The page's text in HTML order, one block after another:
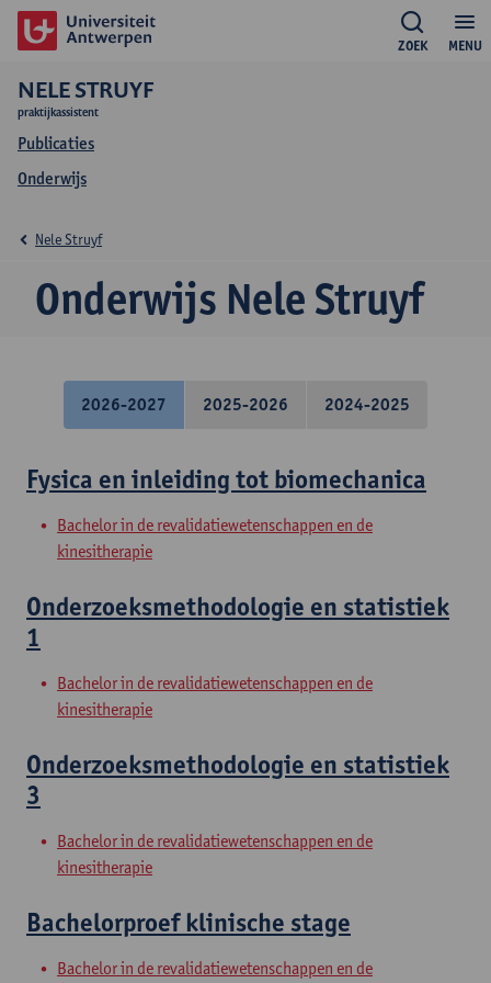
MENU
ZOEK
NELE STRUYF
praktijkassistent
Publicaties
Onderwijs
Onderwijs Nele Struyf
Nele Struyf
2026-2027 2025-2026 2024-2025
Fysica en inleiding tot biomechanica
Bachelor in de revalidatiewetenschappen en de
kinesitherapie
Onderzoeksmethodologie en statistiek
1
Bachelor in de revalidatiewetenschappen en de
kinesitherapie
Onderzoeksmethodologie en statistiek
3
Bachelor in de revalidatiewetenschappen en de
kinesitherapie
Bachelorproef klinische stage
Bachelor in de revalidatiewetenschappen en de